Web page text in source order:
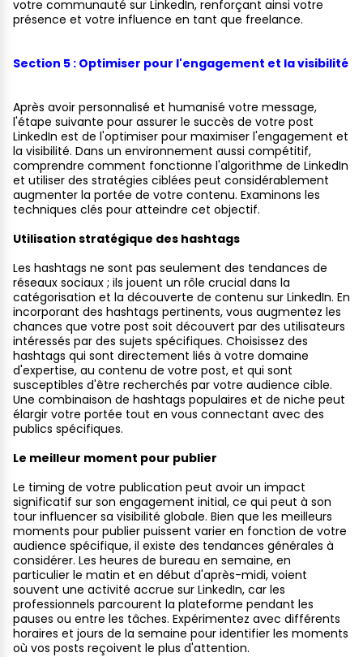
votre communauté sur LinkedIn, renforçant ainsi votre
présence et votre influence en tant que freelance.
Section 5 : Optimiser pour l'engagement et la visibilité
Après avoir personnalisé et humanisé votre message,
l'étape suivante pour assurer le succès de votre post
LinkedIn est de l'optimiser pour maximiser l'engagement et
la visibilité. Dans un environnement aussi compétitif,
comprendre comment fonctionne l'algorithme de LinkedIn
et utiliser des stratégies ciblées peut considérablement
augmenter la portée de votre contenu. Examinons les
techniques clés pour atteindre cet objectif.
Utilisation stratégique des hashtags
Les hashtags ne sont pas seulement des tendances de
réseaux sociaux ; ils jouent un rôle crucial dans la
catégorisation et la découverte de contenu sur LinkedIn. En
incorporant des hashtags pertinents, vous augmentez les
chances que votre post soit découvert par des utilisateurs
intéressés par des sujets spécifiques. Choisissez des
hashtags qui sont directement liés à votre domaine
d'expertise, au contenu de votre post, et qui sont
susceptibles d'être recherchés par votre audience cible.
Une combinaison de hashtags populaires et de niche peut
élargir votre portée tout en vous connectant avec des
publics spécifiques.
Le meilleur moment pour publier
Le timing de votre publication peut avoir un impact
significatif sur son engagement initial, ce qui peut à son
tour influencer sa visibilité globale. Bien que les meilleurs
moments pour publier puissent varier en fonction de votre
audience spécifique, il existe des tendances générales à
considérer. Les heures de bureau en semaine, en
particulier le matin et en début d'après-midi, voient
souvent une activité accrue sur LinkedIn, car les
professionnels parcourent la plateforme pendant les
pauses ou entre les tâches. Expérimentez avec différents
horaires et jours de la semaine pour identifier les moments
où vos posts reçoivent le plus d'attention.